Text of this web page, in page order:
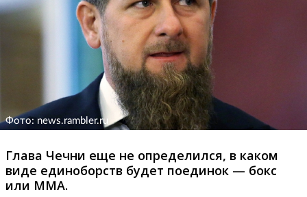
Фото: news.rambler.ru
Глава Чечни еще не определился, в каком
виде единоборств будет поединок — бокс
или ММА.